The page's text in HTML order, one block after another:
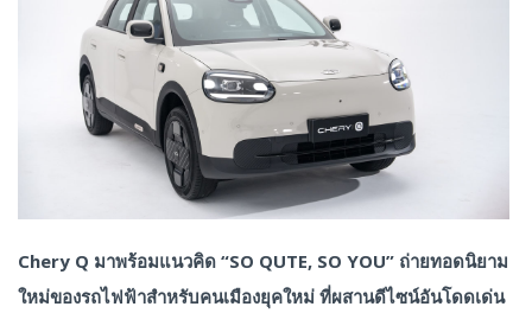
Chery Q มาพร้อมแนวคิด “SO QUTE, SO YOU” ถ่ายทอดนิยาม
ใหม่ของรถไฟฟ้าสำหรับคนเมืองยุคใหม่ ที่ผสานดีไซน์อันโดดเด่น